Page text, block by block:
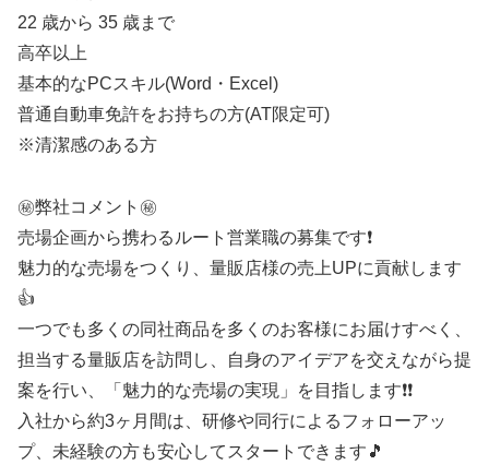
22 歳から 35 歳まで
高卒以上
基本的なPCスキル(Word・Excel)
普通自動車免許をお持ちの方(AT限定可)
※清潔感のある方
㊙️弊社コメント㊙️
売場企画から携わるルート営業職の募集です❗
魅力的な売場をつくり、量販店様の売上UPに貢献します
👍
一つでも多くの同社商品を多くのお客様にお届けすべく、
担当する量販店を訪問し、自身のアイデアを交えながら提
案を行い、「魅力的な売場の実現」を目指します❗❗
入社から約3ヶ月間は、研修や同行によるフォローアッ
プ、未経験の方も安心してスタートできます🎵